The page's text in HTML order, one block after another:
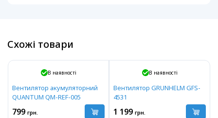
Схожі товари
В наявності
Вентилятор акумуляторний
QUANTUM QM-REF-005
799 грн.
В наявності
Вентилятор GRUNHELM GFS-
4531
1 199 грн.